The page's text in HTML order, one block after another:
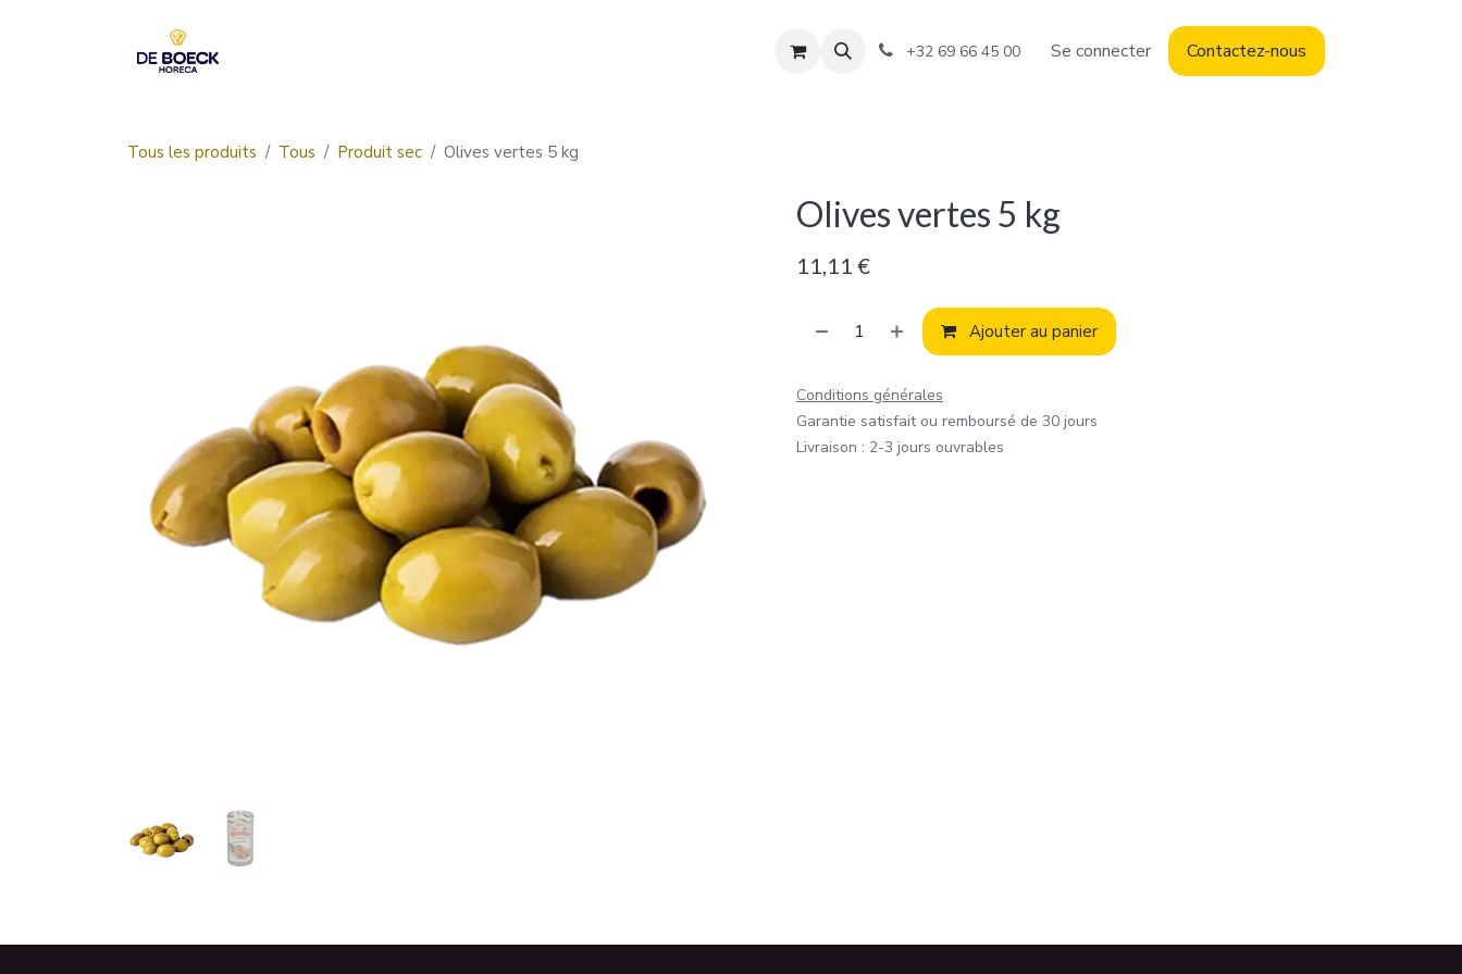
+32 69 66 45 00 Se connecter Contactez-nous
Tous les produits Tous Produit sec Olives vertes 5 kg
Olives vertes 5 kg
11,11 €
Ajouter au panier
Conditions générales
Garantie satisfait ou remboursé de 30 jours
Livraison : 2-3 jours ouvrables